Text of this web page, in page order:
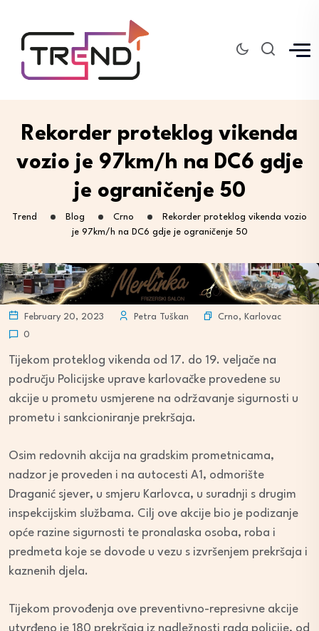
Rekorder proteklog vikenda
vozio je 97km/h na DC6 gdje
je ograničenje 50
Trend Blog Crno
Rekorder proteklog vikenda vozio
je 97km/h na DC6 gdje je ograničenje 50
February 20, 2023 Petra Tuškan Crno, Karlovac
0
Tijekom proteklog vikenda od 17. do 19. veljače na
području Policijske uprave karlovačke provedene su
akcije u prometu usmjerene na održavanje sigurnosti u
prometu i sankcioniranje prekršaja.
Osim redovnih akcija na gradskim prometnicama,
nadzor je proveden i na autocesti A1, odmorište
Draganić sjever, u smjeru Karlovca, u suradnji s drugim
inspekcijskim službama. Cilj ove akcije bio je podizanje
opće razine sigurnosti te pronalaska osoba, roba i
predmeta koje se dovode u vezu s izvršenjem prekršaja i
kaznenih djela.
Tijekom provođenja ove preventivno-represivne akcije
utvrđeno je 180 prekršaja iz nadležnosti rada policije, od